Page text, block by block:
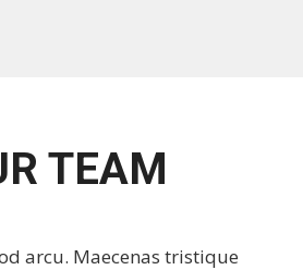
TEAM
arcu. Maecenas tristique